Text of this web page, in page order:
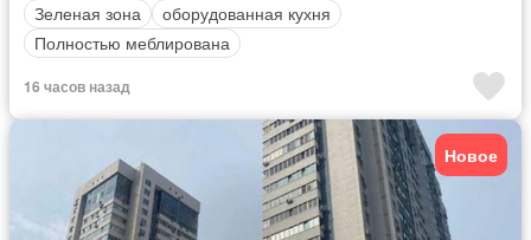
Зеленая зона
оборудованная кухня
Полностью меблирована
16 часов назад
Новое